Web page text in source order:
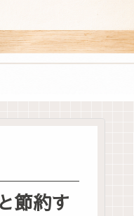
節約す